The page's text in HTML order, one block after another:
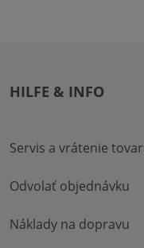
HILFE & INFO
Servis a vrátenie
Odvolať objednávku
Náklady na dopravu